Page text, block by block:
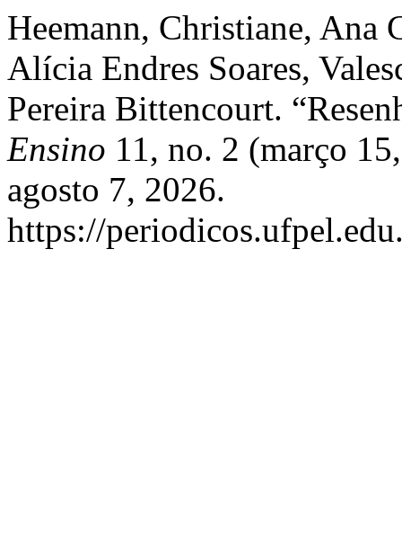
Heemann, Christiane, Ana
Alícia Endres Soares,
Pereira Bittencourt.
Ensino 11, no. 2 (março
agosto 7, 2026.
https://